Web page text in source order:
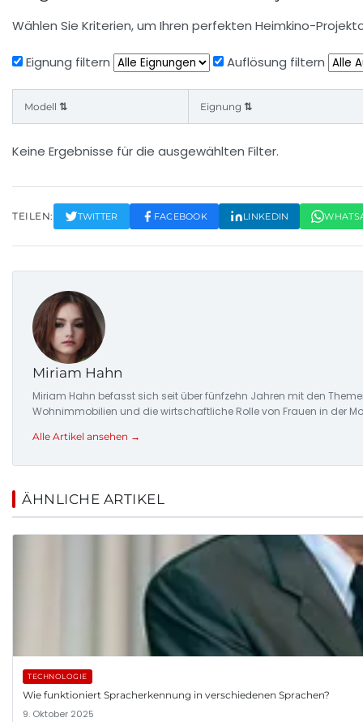
Wählen Sie Kriterien, um Ihren perfekten Heimkino-
Eignung filtern Auflösung filtern
Modell ⇅ Eignung ⇅
Keine Ergebnisse für die ausgewählten Filter.
TEILEN: TWITTER FACEBOOK LINKEDIN
Miriam Hahn
Miriam Hahn befasst sich seit über fünfzehn Jahren mit den
Wohnimmobilien und die wirtschaftliche Rolle von Frauen in der
Alle Artikel ansehen →
ÄHNLICHE ARTIKEL
TECHNOLOGIE
Wie funktioniert Spracherkennung in verschiedenen Sprachen?
9. Oktober 2025